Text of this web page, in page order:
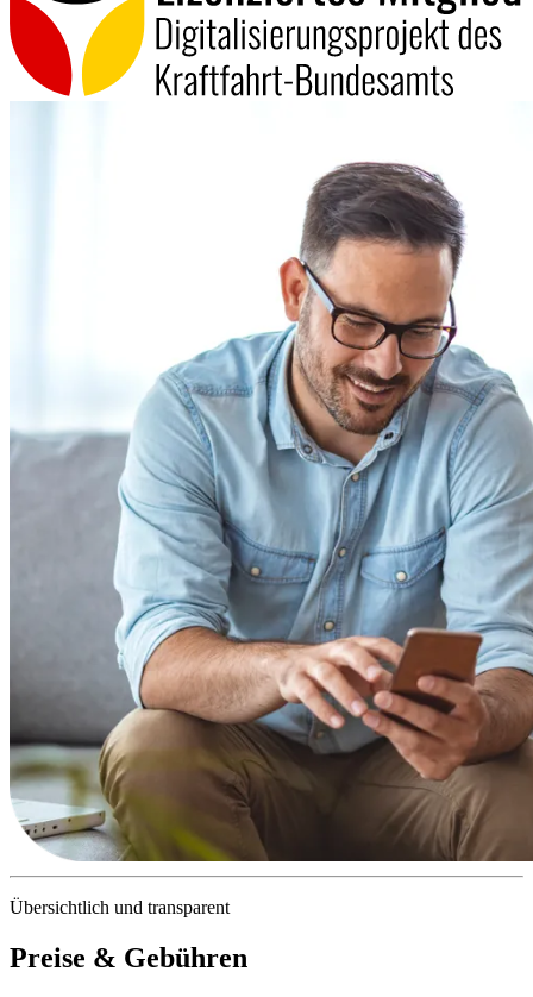
Übersichtlich und transparent
Preise & Gebühren